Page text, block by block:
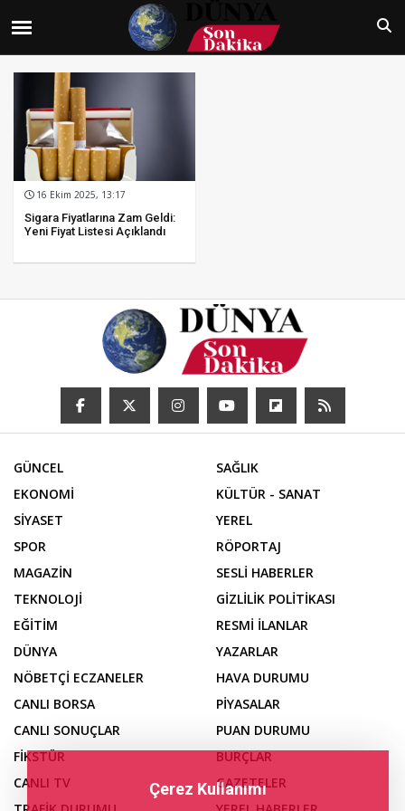
16 Ekim 2025, 13:17
Sigara Fiyatlarına Zam Geldi:
Yeni Fiyat Listesi Açıklandı
GÜNCEL
EKONOMİ
SİYASET
SPOR
MAGAZİN
TEKNOLOJİ
EĞİTİM
DÜNYA
SAĞLIK
KÜLTÜR - SANAT
YEREL
RÖPORTAJ
SESLİ HABERLER
GİZLİLİK POLİTİKASI
RESMİ İLANLAR
YAZARLAR
NÖBETÇİ ECZANELER
CANLI BORSA
CANLI SONUÇLAR
FİKSTÜR
CANLI TV
HAVA DURUMU
PİYASALAR
PUAN DURUMU
BURÇLAR
GAZETELER
Çerez Kullanımı